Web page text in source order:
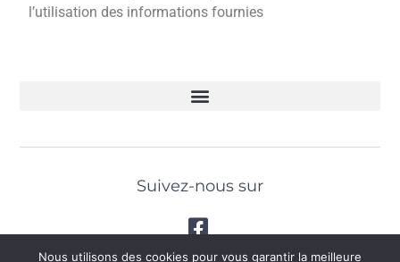
l’utilisation des informations fournies
Suivez-nous sur
Nous utilisons des cookies pour vous garantir la meilleure